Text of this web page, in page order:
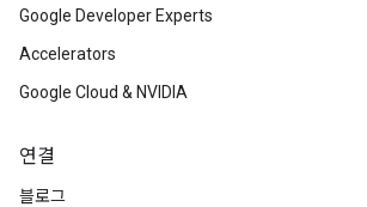
Google Developer Experts
Accelerators
Google Cloud & NVIDIA
연결
블로그